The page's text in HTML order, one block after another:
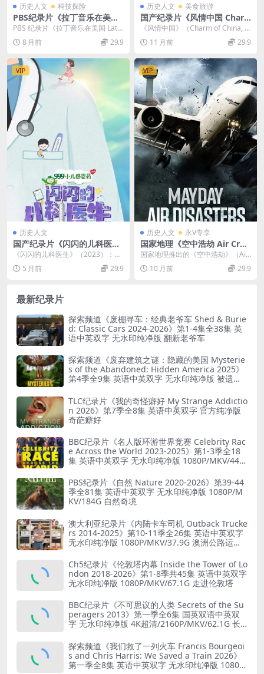
历史人文 科技探险
PBS纪录片《拉丁音乐在美国
Latin Music USA 2009》全4
集 英语外挂英字 720P/MP4/
3.86GB 拉丁音乐对美国的影
PBS 纪录片《拉丁音乐在美国 Latin
Music USA 2009》：奏响...
8 月前 29.9
历史人文 美食旅游
国产纪录片《风情中国 Char
m of China 2019》全20集 国
语中字 1080P/MP4/22.98G
民族文化
《风情中国》（Charm of China, 2
019）是一部聚焦中国少数民族文...
11 月前 29.9
VIP
历史人文
国产纪录片《闪闪的儿科医生
2023》全10集 国语中字 1080
P/MP4/8.98G 了不起的儿科
医生
《闪闪的儿科医生》（2023）：儿
科江湖里的生命微光 国产纪录片
《闪闪的儿科医生...
5 月前 29.9
VIP
历史人文 永V专享
国家地理《空中浩劫 Air Cras
h Investigation 2025》第23
-25季共29集 英语无字 1080
P/MP4/57.1G 空难调查
国家地理推出的《空中浩劫》（Air
Crash Investigation）20...
10 月前 29.9
最新纪录片
探索频道《废棚寻车：经典老爷车 Shed & Burie
d: Classic Cars 2024-2026》第1-4集全38集 英
语中英双字 无水印纯净版 翻新老爷车
探索频道《废弃建筑之谜：隐藏的美国 Mysterie
s of the Abandoned: Hidden America 2025》
第4季全9集 英语中英双字 无水印纯净版 被遗弃
TLC纪录片《我的奇怪癖好 My Strange Addictio
n 2026》第7季全8集 英语中英双字 官方纯净版
奇葩癖好
BBC纪录片《名人版环游世界竞赛 Celebrity Rac
e Across the World 2023-2025》第1-3季全18
集 英语中英双字 无水印纯净版 1080P/MKV/44.8
PBS纪录片《自然 Nature 2020-2026》第39-44
季全81集 英语中英双字 无水印纯净版 1080P/M
KV/184G 自然奇境
澳大利亚纪录片《内陆卡车司机 Outback Trucke
rs 2014-2025》第10-11季全26集 英语中英双字
无水印纯净版 1080P/MKV/37.9G 澳洲公路运输
Ch5纪录片《伦敦塔内幕 Inside the Tower of Lo
ndon 2018-2026》第1-8季共45集 英语中英双字
无水印纯净版 1080P/MKV/67.1G 走进伦敦塔
BBC纪录片《不可思议的人类 Secrets of the Su
peragers 2013》第一季全6集 国英双语中英双
字 无水印纯净版 4K超清/2160P/MKV/62.1G 长
探索频道《我们救了一列火车 Francis Bourgeoi
s and Chris Harris: We Saved a Train 2026》
第一季全8集 英语中英双字 无水印纯净版 1080P/